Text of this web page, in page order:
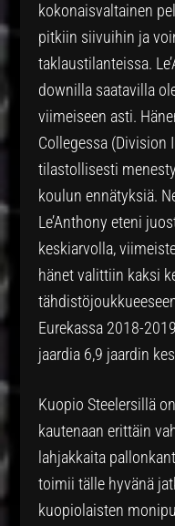
kokonaisvaltainen
pitkiin siivuihin ja
taklaustilanteissa.
downilla saatavilla
viimeiseen asti.
Collegessa (Division
tilastollisesti
koulun ennätyksiä.
Le’Anthony eteni
keskiarvolla,
hänet valittiin kaksi
Eurekassa 2018-
jaardia 6,9 jaardin
Kuopio Steelersillä
kautenaan erittäin
lahjakkaita
toimii tälle hyvänä
kuopiolaisten